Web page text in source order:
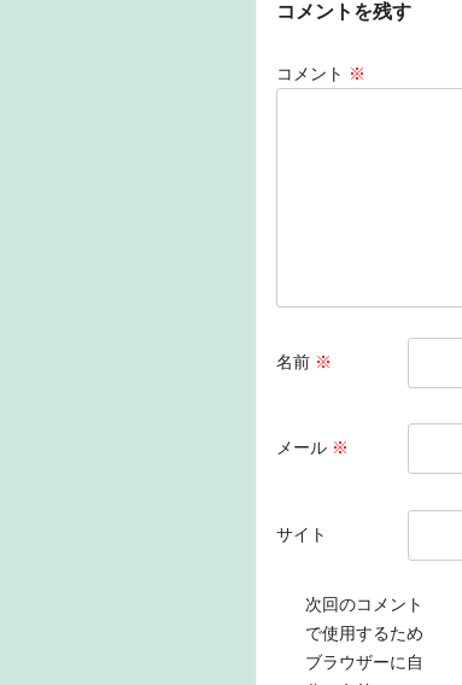
e
b
コメントを残す
コメント ※
名前 ※
メール ※
サイト
次回のコメント
で使用するため
ブラウザーに自